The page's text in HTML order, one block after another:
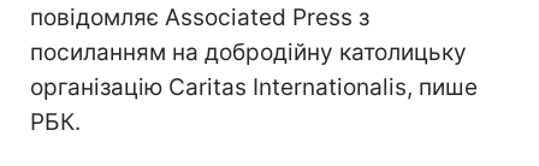
повідомляє Associated Press з
посиланням на добродійну католицьку
організацію Caritas Internationalis, пише
РБК.